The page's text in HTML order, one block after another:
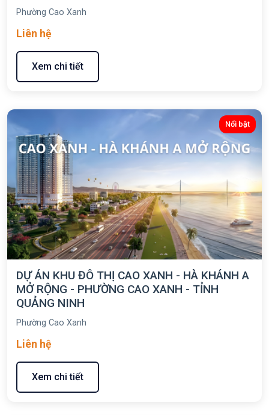
Phường Cao Xanh
Liên hệ
Xem chi tiết
Nổi bật
DỰ ÁN KHU ĐÔ THỊ CAO XANH - HÀ KHÁNH A
MỞ RỘNG - PHƯỜNG CAO XANH - TỈNH
QUẢNG NINH
Phường Cao Xanh
Liên hệ
Xem chi tiết